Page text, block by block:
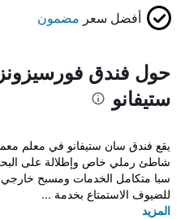
أفضل سعر مضمون
حول فندق
ستيفانو
يقع فندق سان ستيفانو في معلم
شاطئ رملي خاص وإطلالة على
سبا متكامل الخدمات ومسبح
للضيوف الاستمتاع بخدمة ...
المزيد